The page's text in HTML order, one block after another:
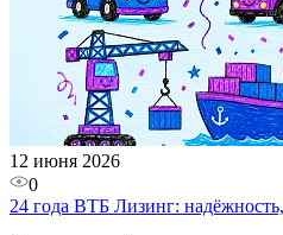
12 июня 2026
0
24 года ВТБ Лизинг: